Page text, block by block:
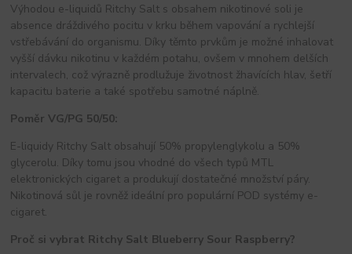
Výhodou e-liquidů Ritchy Salt s obsahem nikotinové soli je
absence dráždivého pocitu v krku během vapování a rychlejší
vstřebávání do organismu. Díky těmto prvkům je možné inhalovat
vyšší dávku nikotinu v každém potahu, ovšem v mnohem delších
intervalech, což výrazně prodlužuje životnost žhavících hlav, šetří
kapacitu baterie a také spotřebu samotné náplně.
Poměr VG/PG 50/50:
E-liquidy Ritchy Salt obsahují 50% propylenglykolu a 50%
glycerolu. Díky tomu jsou vhodné do všech typů MTL
elektronických cigaret a produkují dostatečné množství páry.
Nikotinová sůl je rovněž ideální pro populární POD systémy e-
cigaret.
Proč si vybrat Ritchy Salt Blueberry Sour Raspberry?